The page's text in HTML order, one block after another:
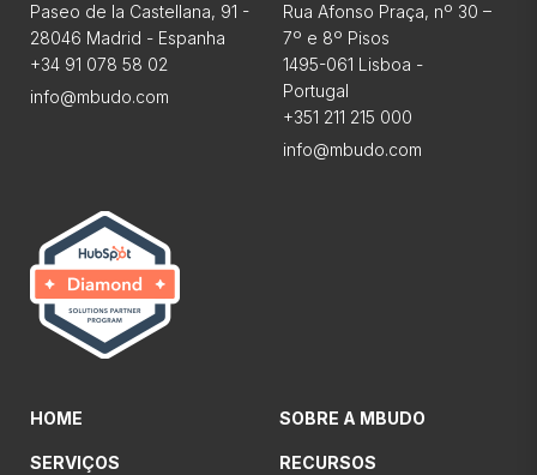
Paseo de la Castellana, 91 -
28046 Madrid - Espanha
+34 91 078 58 02
info@mbudo.com
Rua Afonso Praça, nº 30 –
7º e 8º Pisos
1495-061 Lisboa -
Portugal
+351 211 215 000
info@mbudo.com
HOME
SERVIÇOS
SOBRE A MBUDO
RECURSOS